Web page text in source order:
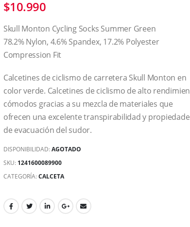
$10.990
Skull Monton Cycling Socks Summer Green
78.2% Nylon, 4.6% Spandex, 17.2% Polyester
Compression Fit
Calcetines de ciclismo de carretera Skull Monton en
color verde. Calcetines de ciclismo de alto
cómodos gracias a su mezcla de materiales que
ofrecen una excelente transpirabilidad y
de evacuación del sudor.
DISPONIBILIDAD:AGOTADO
SKU: 1241600089900
CATEGORÍA:CALCETA